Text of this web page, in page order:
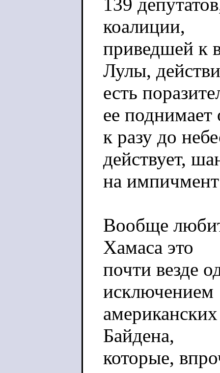
коалиции,
приведшей к
Лулы,
есть
ее поднимает
к разу до
действует,
на
Вообще
Хамаса это
почти везде
исключением
Байдена,
которые,